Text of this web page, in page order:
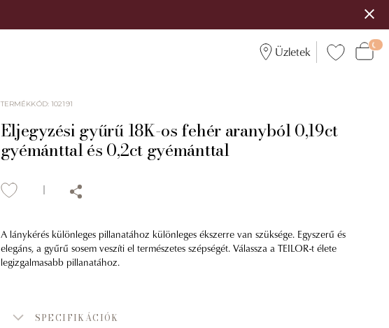
Üzletek
TERMÉKKÓD:102191
Eljegyzési gyűrű 18K-os fehér aranyból 0,19ct
gyémánttal és 0,2ct gyémánttal
A lánykérés különleges pillanatához különleges ékszerre van szüksége. Egyszerű és
elegáns, a gyűrű sosem veszíti el természetes szépségét. Válassza a TEILOR-t élete
legizgalmasabb pillanatához.
SPECIFIKÁCIÓK